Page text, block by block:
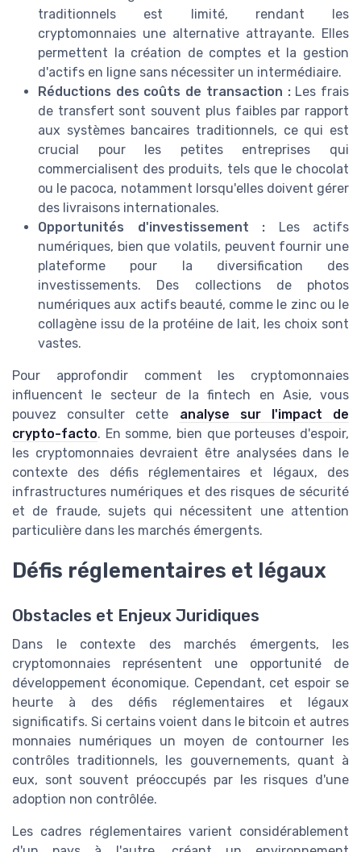
traditionnels est limité, rendant les
cryptomonnaies une alternative attrayante. Elles
permettent la création de comptes et la gestion
d'actifs en ligne sans nécessiter un intermédiaire.
Réductions des coûts de transaction :Les frais
de transfert sont souvent plus faibles par rapport
aux systèmes bancaires traditionnels, ce qui est
crucial pour les petites entreprises qui
commercialisent des produits, tels que le chocolat
ou le pacoca, notamment lorsqu'elles doivent gérer
des livraisons internationales.
Opportunités d'investissement : Les actifs
numériques, bien que volatils, peuvent fournir une
plateforme pour la diversification des
investissements. Des collections de photos
numériques aux actifs beauté, comme le zinc ou le
collagène issu de la protéine de lait, les choix sont
vastes.
Pour approfondir comment les cryptomonnaies
influencent le secteur de la fintech en Asie, vous
pouvez consulter cette analyse sur l'impact de
crypto-facto. En somme, bien que porteuses d'espoir,
les cryptomonnaies devraient être analysées dans le
contexte des défis réglementaires et légaux, des
infrastructures numériques et des risques de sécurité
et de fraude, sujets qui nécessitent une attention
particulière dans les marchés émergents.
Défis réglementaires et légaux
Obstacles et Enjeux Juridiques
Dans le contexte des marchés émergents, les
cryptomonnaies représentent une opportunité de
développement économique. Cependant, cet espoir se
heurte à des défis réglementaires et légaux
significatifs. Si certains voient dans le bitcoin et autres
monnaies numériques un moyen de contourner les
contrôles traditionnels, les gouvernements, quant à
eux, sont souvent préoccupés par les risques d'une
adoption non contrôlée.
Les cadres réglementaires varient considérablement